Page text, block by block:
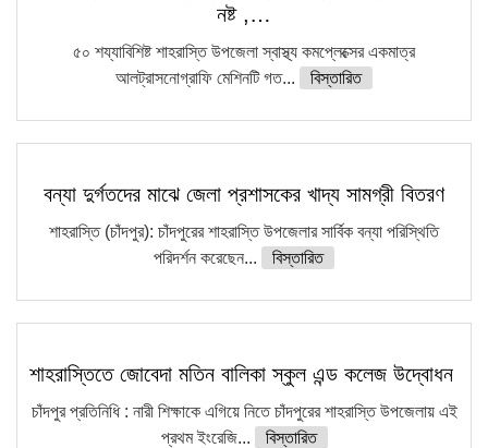
নষ্ট ,…
৫০ শয্যাবিশিষ্ট শাহরাস্তি উপজেলা স্বাস্থ্য কমপ্লেক্সের একমাত্র
আলট্রাসনোগ্রাফি মেশিনটি গত...
বিস্তারিত
বন্যা দুর্গতদের মাঝে জেলা প্রশাসকের খাদ্য সামগ্রী বিতরণ
শাহরাস্তি (চাঁদপুর): চাঁদপুরের শাহরাস্তি উপজেলার সার্বিক বন্যা পরিস্থিতি
পরিদর্শন করেছেন...
বিস্তারিত
শাহরাস্তিতে জোবেদা মতিন বালিকা স্কুল এন্ড কলেজ উদ্বোধন
চাঁদপুর প্রতিনিধি : নারী শিক্ষাকে এগিয়ে নিতে চাঁদপুরের শাহরাস্তি উপজেলায় এই
প্রথম ইংরেজি...
বিস্তারিত